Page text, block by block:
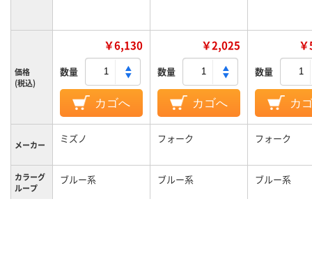
価格
(税込)
￥6,130
数量
カゴへ
￥2,025
数量
カゴへ
数量
カ
メーカー ミズノ フォーク フォーク
カラーグ
ループ
ブルー系 ブルー系 ブルー系